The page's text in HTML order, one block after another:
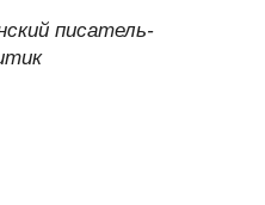
писатель-